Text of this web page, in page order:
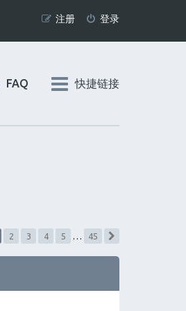
登录
注册
快捷链接
FAQ
2 3 4 5 …
45